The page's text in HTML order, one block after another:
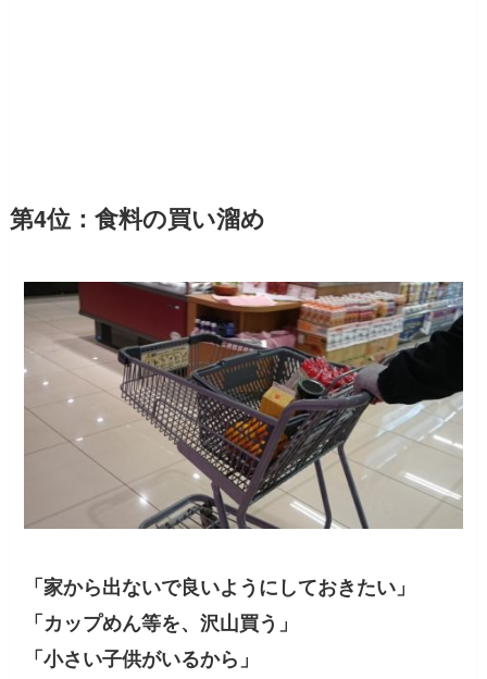
第4位：食料の買い溜め
「家から出ないで良いようにしておきたい」
「カップめん等を、沢山買う」
「小さい子供がいるから」